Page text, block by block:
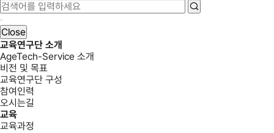
Close
교육연구단 소개
AgeTech-Service 소개
비전 및 목표
교육연구단 구성
참여인력
오시는길
교육
교육과정